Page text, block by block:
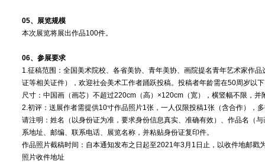
05、展览规模
本次展览将展出作品100件。
06、参展要求
1.征稿范围：全国美术院校、各省美协、青年美协、画院提名青年艺术家作
证等相关证件），欢迎社会美术工作者踊跃投稿。投稿者年龄需在50周岁以
尺寸：中国画（画芯）不超过220cm（高）×120cm（宽），横竖幅不限，并
2.初评：送展作者需提供10寸作品照片1张，一人仅限投稿1张（含合作），
请注明：姓名（以身份证为准，要求身份信息真实、准确有效）、作品名（
系地址、邮编、联系电话、展览名称，并粘贴身份证复印件。
作品照片截稿时间：自本通知发布之日起至2021年3月1日止，以收件地邮戳
照片收件地址